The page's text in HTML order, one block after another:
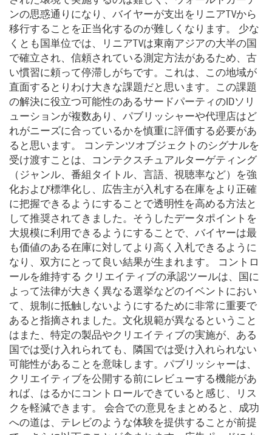
ンの思惑通りになり、バイヤーが支出をリニアTVから
移行することを正当化するのが難しくなります。 少な
くとも国単位では、リニアTVは東南アジアの大半の国
で確立され、信頼されている測定方法があるため、古
い慣習に頼って停滞しがちです。これは、この地域が
直面するとりわけ大きな課題だと思います。この課題
の解決に役立つ可能性のあるサードパーティのIDソリ
ューションが複数あり、パブリッシャーや代理店はど
れがニーズに合っているかを慎重に評価する必要があ
ると思います。 コンテンツオブジェクトのシグナルを
受け渡すことは、コンテクスチュアルターゲティング
（ジャンル、番組タイトル、言語、視聴率など）を強
化および標準化し、広告主が入札する在庫をより正確
に把握できるようにすることで透明性を高める方法と
して推奨されてきました。そうしたデータポイントを
大規模に利用できるようにすることで、バイヤーは最
も価値のある在庫に対してより高く入札できるように
なり、双方にとって良い結果が生まれます。 コントロ
ールを維持する クリエイティブの承認ツールは、国に
よって法律が大きく異なる選挙などのイベントにおい
て、規制に抵触しないようにするために非常に重要で
あると指摘されました。文化規範が異なるということ
はまた、特定の製品やクリエイティブの実施が、ある
国では受け入れられても、隣国では受け入れられない
可能性があることを意味します。パブリッシャーは、
クリエイティブを公開する前にレビューする機能があ
れば、はるかにコントロールできていると感じ、リス
クを軽減できます。 会合での意見をまとめると、成功
への道は、テレビのような体験を提供することが前提